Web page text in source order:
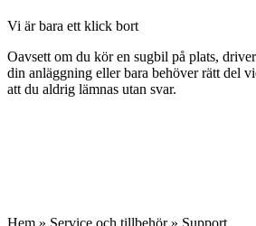
Vi är bara ett klick bort
Oavsett om du kör en sugbil på plats,
din anläggning eller bara behöver rätt del
att du aldrig lämnas utan svar.